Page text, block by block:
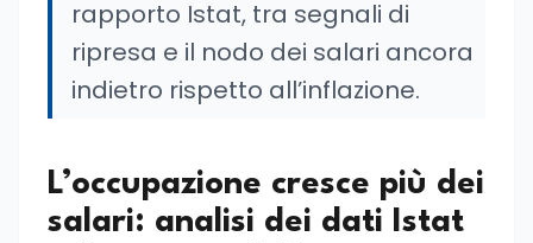
rapporto Istat, tra segnali di
ripresa e il nodo dei salari ancora
indietro rispetto all’inflazione.
L’occupazione cresce più dei
salari: analisi dei dati Istat